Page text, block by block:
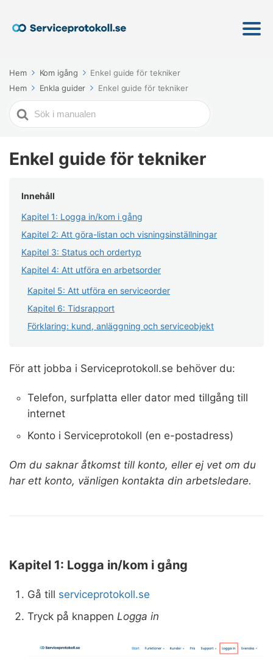
Hem Kom igång
Enkel guide för tekniker
Hem
Enkla guider Enkel guide för tekniker
Söker
efter
Enkel guide för tekniker
Innehåll
Kapitel 1: Logga in/kom i gång
Kapitel 2: Att göra-listan och visningsinställningar
Kapitel 3: Status och ordertyp
Kapitel 4: Att utföra en arbetsorder
Kapitel 5: Att utföra en serviceorder
Kapitel 6: Tidsrapport
Förklaring: kund, anläggning och serviceobjekt
För att jobba i Serviceprotokoll.se behöver du:
Telefon, surfplatta eller dator med tillgång till
internet
Konto i Serviceprotokoll (en e-postadress)
Om du saknar åtkomst till konto, eller ej vet om du
har ett konto, vänligen kontakta din arbetsledare.
Kapitel 1: Logga in/kom i gång
Gå till serviceprotokoll.se
Tryck på knappen Logga in